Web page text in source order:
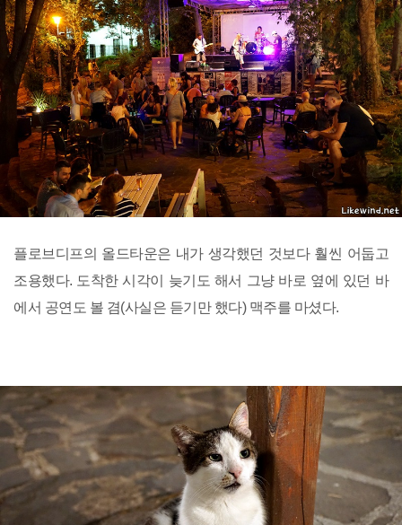
플로브디프의 올드타운은 내가 생각했던 것보다 훨씬 어둡고
조용했다. 도착한 시각이 늦기도 해서 그냥 바로 옆에 있던 바
에서 공연도 볼 겸(사실은 듣기만 했다) 맥주를 마셨다.